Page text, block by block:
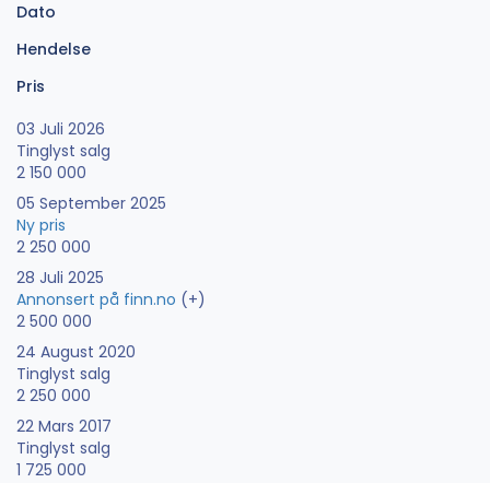
Dato
Hendelse
Pris
03 Juli 2026
Tinglyst salg
2 150 000
05 September 2025
Ny pris
2 250 000
28 Juli 2025
Annonsert på finn.no (+)
2 500 000
24 August 2020
Tinglyst salg
2 250 000
22 Mars 2017
Tinglyst salg
1 725 000